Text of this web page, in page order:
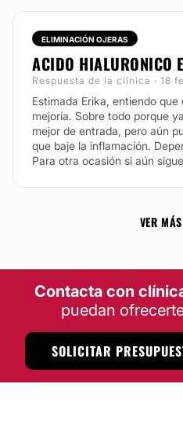
ELIMINACIÓN OJERAS
ACIDO HIALURONICO
Respuesta de la clínica · 18
Estimada Erika, entiendo
mejoría. Sobre todo porque
mejor de entrada, pero aún
que baje la inflamación.
Para otra ocasión si aún
VER
Contacta con
puedan
SOLICITAR